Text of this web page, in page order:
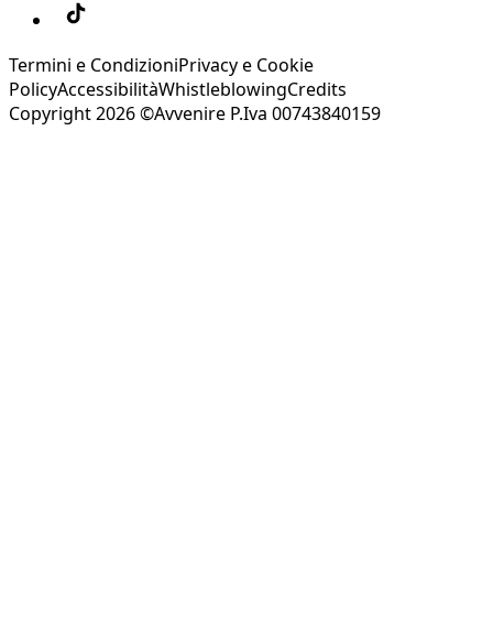
Termini e CondizioniPrivacy e Cookie
PolicyAccessibilitàWhistleblowingCredits
Copyright 2026 ©Avvenire P.Iva 00743840159